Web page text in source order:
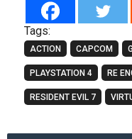
Tags:
ACTION CAPCOM
PLAYSTATION 4 RE
RESIDENT EVIL 7